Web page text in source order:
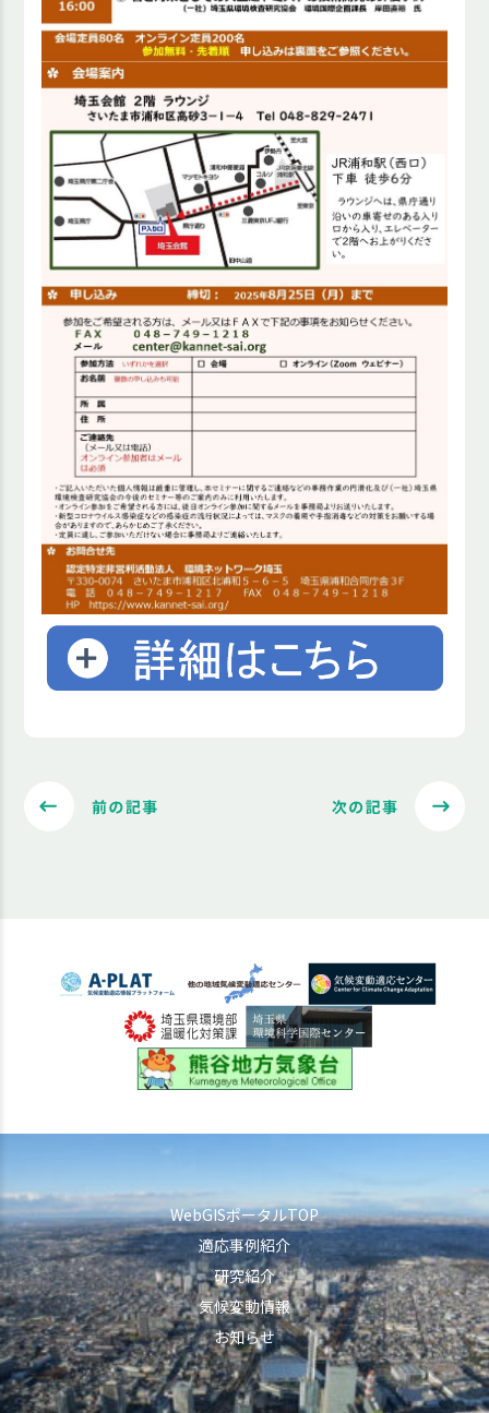
WebGISポータルTOP
適応事例紹介
研究紹介
気候変動情報
お知らせ